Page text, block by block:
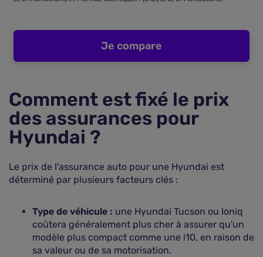
Je compare
Comment est fixé le prix
des assurances pour
Hyundai ?
Le prix de l'assurance auto pour une Hyundai est
déterminé par plusieurs facteurs clés :
Type de véhicule : une Hyundai Tucson ou Ioniq
coûtera généralement plus cher à assurer qu'un
modèle plus compact comme une i10, en raison de
sa valeur ou de sa motorisation.